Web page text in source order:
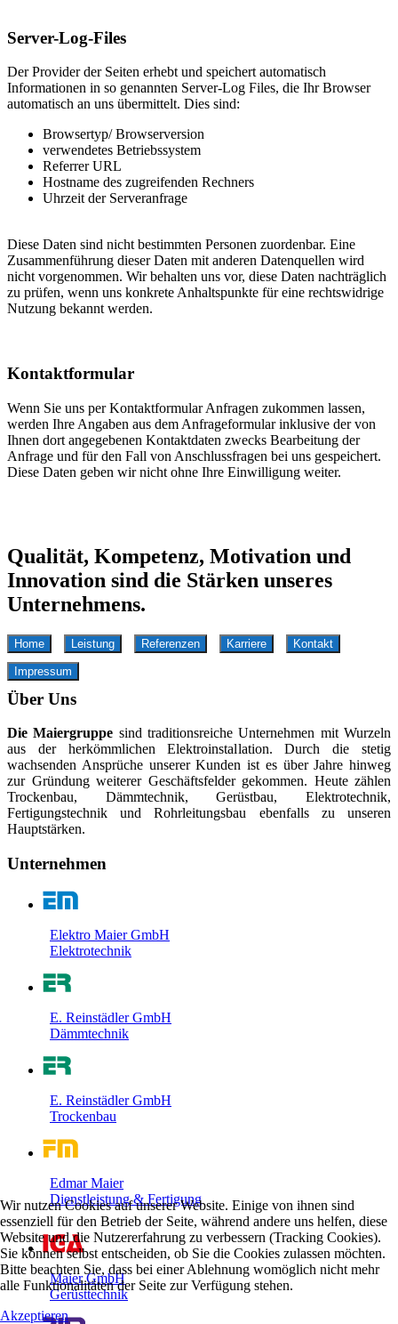
Server-Log-Files
Der Provider der Seiten erhebt und speichert automatisch
Informationen in so genannten Server-Log Files, die Ihr Browser
automatisch an uns übermittelt. Dies sind:
Browsertyp/ Browserversion
verwendetes Betriebssystem
Referrer URL
Hostname des zugreifenden Rechners
Uhrzeit der Serveranfrage
Diese Daten sind nicht bestimmten Personen zuordenbar. Eine
Zusammenführung dieser Daten mit anderen Datenquellen wird
nicht vorgenommen. Wir behalten uns vor, diese Daten nachträglich
zu prüfen, wenn uns konkrete Anhaltspunkte für eine rechtswidrige
Nutzung bekannt werden.
Kontaktformular
Wenn Sie uns per Kontaktformular Anfragen zukommen lassen,
werden Ihre Angaben aus dem Anfrageformular inklusive der von
Ihnen dort angegebenen Kontaktdaten zwecks Bearbeitung der
Anfrage und für den Fall von Anschlussfragen bei uns gespeichert.
Diese Daten geben wir nicht ohne Ihre Einwilligung weiter.
Qualität, Kompetenz, Motivation und
Innovation sind die Stärken unseres
Unternehmens.
Home Leistung Referenzen Karriere Kontakt
Impressum
Über Uns
Die Maiergruppe sind traditionsreiche Unternehmen mit Wurzeln
aus der herkömmlichen Elektroinstallation. Durch die stetig
wachsenden Ansprüche unserer Kunden ist es über Jahre hinweg
zur Gründung weiterer Geschäftsfelder gekommen. Heute zählen
Trockenbau, Dämmtechnik, Gerüstbau, Elektrotechnik,
Fertigungstechnik und Rohrleitungsbau ebenfalls zu unseren
Hauptstärken.
Unternehmen
Elektro Maier GmbH
Elektrotechnik
E. Reinstädler GmbH
Dämmtechnik
E. Reinstädler GmbH
Trockenbau
Edmar Maier
Dienstleistung & Fertigung
Maier GmbH
Gerüsttechnik
Wir nutzen Cookies auf unserer Website. Einige von ihnen sind
essenziell für den Betrieb der Seite, während andere uns helfen, diese
Website und die Nutzererfahrung zu verbessern (Tracking Cookies).
Sie können selbst entscheiden, ob Sie die Cookies zulassen möchten.
Bitte beachten Sie, dass bei einer Ablehnung womöglich nicht mehr
alle Funktionalitäten der Seite zur Verfügung stehen.
Akzeptieren